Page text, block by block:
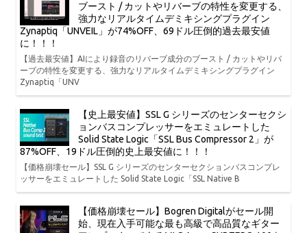
ブースト / カットやリバーブの特性を変更する、
強力なリアルタイムデミキシングプラグイン
Zynaptiq「UNVEIL」が74%OFF、69ドル圧倒的過去最安値
に！！！
【過去最安値】AIにより録音のリバーブ成分のブースト / カットやリバ
ーブの特性を変更する、強力なリアルタイムデミキシングプラグイン
Zynaptiq「UNV
【史上最安値】SSL G シリーズのセンターセクシ
ョンバスコンプレッサーをエミュレートした
Solid State Logic「SSL Bus Compressor 2」が
87%OFF、19ドル圧倒的史上最安値に！！！
【価格崩壊セール】SSL G シリーズのセンターセクションバスコンプレ
ッサーをエミュレートした Solid State Logic「SSL Native B
【価格崩壊セール】Bogren Digitalがセール開
始、現在入手可能な最も高級で高品質なギター